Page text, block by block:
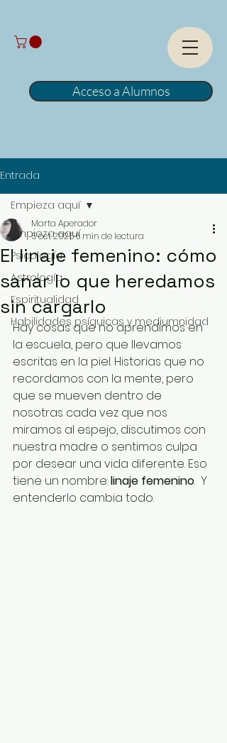
Acceso a Alumnos
Entrada
Empieza aquí
Psicología
Astrología
Espiritualidad
Habilidades psíquicas y mediumnidad
Empieza aquí
El linaje femenino: cómo
sanar lo que heredamos
sin cargarlo
Marta Aperador
5 oct 20256 min de lectura
Hay cosas que no aprendimos en
la escuela, pero que llevamos
escritas en la piel. Historias que no
recordamos con la mente, pero
que se mueven dentro de
nosotras cada vez que nos
miramos al espejo, discutimos con
nuestra madre o sentimos culpa
por desear una vida diferente. Eso
tiene un nombre: linaje femenino.  Y
entenderlo cambia todo.